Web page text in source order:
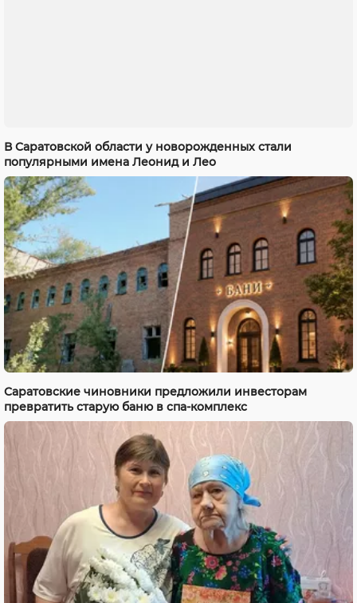
В Саратовской области у новорожденных стали
популярными имена Леонид и Лео
Саратовские чиновники предложили инвесторам
превратить старую баню в спа-комплекс